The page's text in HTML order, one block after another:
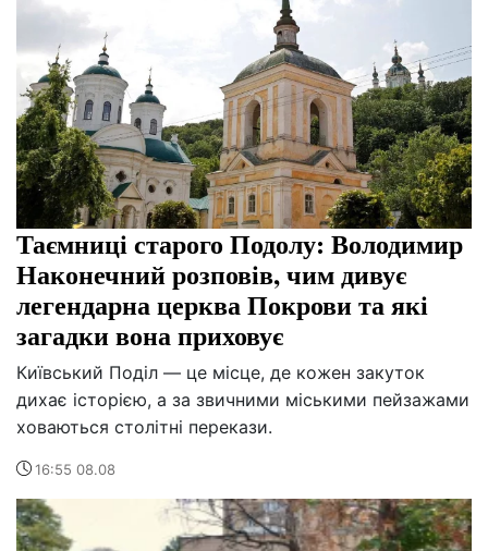
Таємниці старого Подолу: Володимир
Наконечний розповів, чим дивує
легендарна церква Покрови та які
загадки вона приховує
Київський Поділ — це місце, де кожен закуток
дихає історією, а за звичними міськими пейзажами
ховаються столітні перекази.
16:55 08.08